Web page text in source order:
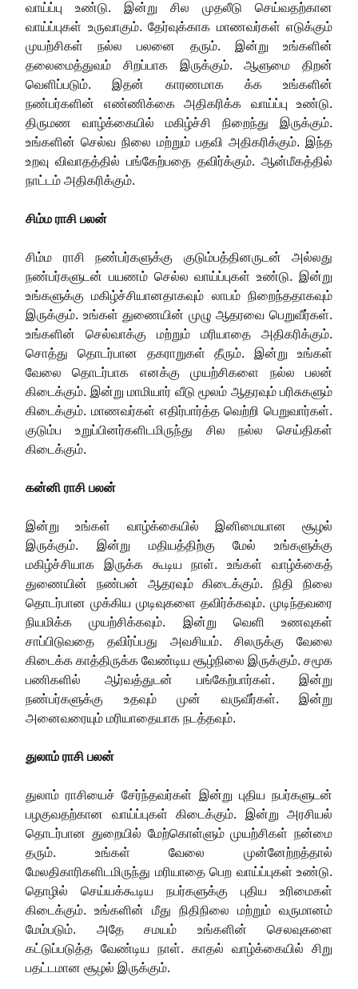
வாய்ப்பு உண்டு. இன்று சில முதலீடு செய்வதற்கான
வாய்ப்புகள் உருவாகும். தேர்வுக்காக மாணவர்கள் எடுக்கும்
முயற்சிகள் நல்ல பலனை தரும். இன்று உங்களின்
தலைமைத்துவம் சிறப்பாக இருக்கும். ஆளுமை திறன்
வெளிப்படும். இதன் காரணமாக க்க உங்களின்
நண்பர்களின் எண்ணிக்கை அதிகரிக்க வாய்ப்பு உண்டு.
திருமண வாழ்க்கையில் மகிழ்ச்சி நிறைந்து இருக்கும்.
உங்களின் செல்வ நிலை மற்றும் பதவி அதிகரிக்கும். இந்த
உறவு விவாதத்தில் பங்கேற்பதை தவிர்க்கும். ஆன்மீகத்தில்
நாட்டம் அதிகரிக்கும்.
சிம்ம ராசி பலன்
சிம்ம ராசி நண்பர்களுக்கு குடும்பத்தினருடன் அல்லது
நண்பர்களுடன் பயணம் செல்ல வாய்ப்புகள் உண்டு. இன்று
உங்களுக்கு மகிழ்ச்சியானதாகவும் லாபம் நிறைந்ததாகவும்
இருக்கும். உங்கள் துணையின் முழு ஆதரவை பெறுவீர்கள்.
உங்களின் செல்வாக்கு மற்றும் மரியாதை அதிகரிக்கும்.
சொத்து தொடர்பான தகராறுகள் தீரும். இன்று உங்கள்
வேலை தொடர்பாக எனக்கு முயற்சிகளை நல்ல பலன்
கிடைக்கும். இன்று மாமியார் வீடு மூலம் ஆதரவும் பரிசுகளும்
கிடைக்கும். மாணவர்கள் எதிர்பார்த்த வெற்றி பெறுவார்கள்.
குடும்ப உறுப்பினர்களிடமிருந்து சில நல்ல செய்திகள்
கிடைக்கும்.
கன்னி ராசி பலன்
இன்று உங்கள் வாழ்க்கையில் இனிமையான சூழல்
இருக்கும். இன்று மதியத்திற்கு மேல் உங்களுக்கு
மகிழ்ச்சியாக இருக்க கூடிய நாள். உங்கள் வாழ்க்கைத்
துணையின் நண்பன் ஆதரவும் கிடைக்கும். நிதி நிலை
தொடர்பான முக்கிய முடிவுகளை தவிர்க்கவும். முடிந்தவரை
நியமிக்க முயற்சிக்கவும். இன்று வெளி உணவுகள்
சாப்பிடுவதை தவிர்ப்பது அவசியம். சிலருக்கு வேலை
கிடைக்க காத்திருக்க வேண்டிய சூழ்நிலை இருக்கும். சமூக
பணிகளில் ஆர்வத்துடன் பங்கேற்பார்கள். இன்று
நண்பர்களுக்கு உதவும் முன் வருவீர்கள். இன்று
அனைவரையும் மரியாதையாக நடத்தவும்.
துலாம் ராசி பலன்
துலாம் ராசியைச் சேர்ந்தவர்கள் இன்று புதிய நபர்களுடன்
பழகுவதற்கான வாய்ப்புகள் கிடைக்கும். இன்று அரசியல்
தொடர்பான துறையில் மேற்கொள்ளும் முயற்சிகள் நன்மை
தரும். உங்கள் வேலை முன்னேற்றத்தால்
மேலதிகாரிகளிடமிருந்து மரியாதை பெற வாய்ப்புகள் உண்டு.
தொழில் செய்யக்கூடிய நபர்களுக்கு புதிய உரிமைகள்
கிடைக்கும். உங்களின் மீது நிதிநிலை மற்றும் வருமானம்
மேம்படும். அதே சமயம் உங்களின் செலவுகளை
கட்டுப்படுத்த வேண்டிய நாள். காதல் வாழ்க்கையில் சிறு
பதட்டமான சூழல் இருக்கும்.